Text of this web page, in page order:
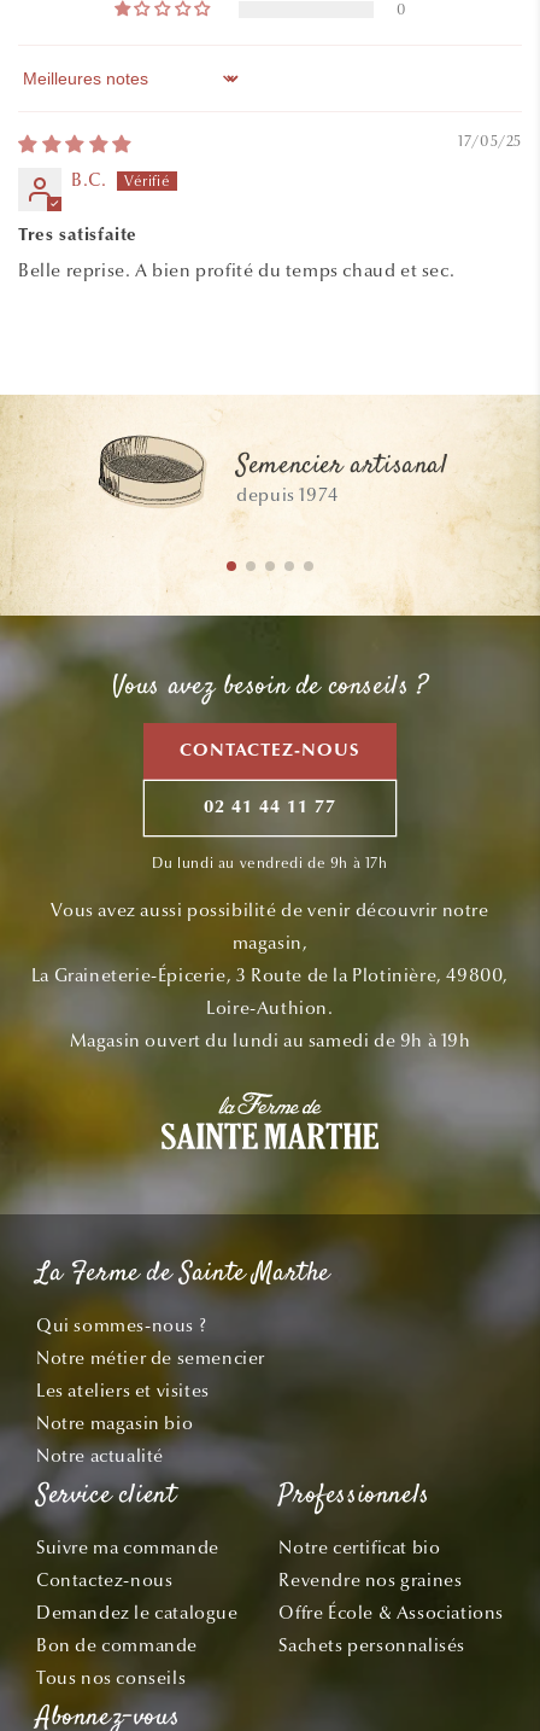
0
Sort by
17/05/25
B.C.
Tres satisfaite
Belle reprise. A bien profité du temps chaud et sec.
Semencier artisanal
depuis 1974
Vous avez besoin de conseils ?
CONTACTEZ-NOUS
02 41 44 11 77
Du lundi au vendredi de 9h à 17h
Vous avez aussi possibilité de venir découvrir notre
magasin,
La Graineterie-Épicerie, 3 Route de la Plotinière, 49800,
Loire-Authion.
Magasin ouvert du lundi au samedi de 9h à 19h
La Ferme de Sainte Marthe
Qui sommes-nous ?
Notre métier de semencier
Les ateliers et visites
Notre magasin bio
Notre actualité
Service client
Suivre ma commande
Contactez-nous
Demandez le catalogue
Bon de commande
Tous nos conseils
Professionnels
Notre certificat bio
Revendre nos graines
Offre École & Associations
Sachets personnalisés
Abonnez-vous